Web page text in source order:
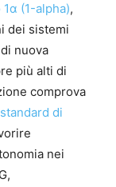
(1-alpha),
dei sistemi
nuova
più alti di
comprova
standard di
nei